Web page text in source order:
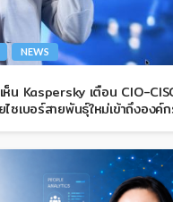
NEWS
เห็น Kaspersky เตือน CIO-
เบอร์สายพันธุ์ใหม่เข้าถึงองค์